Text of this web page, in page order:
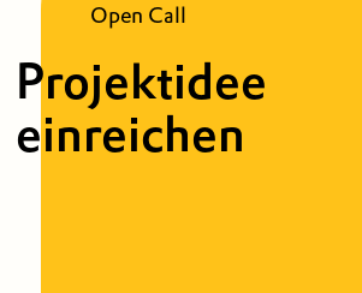
Open Call
Projektidee
einreichen